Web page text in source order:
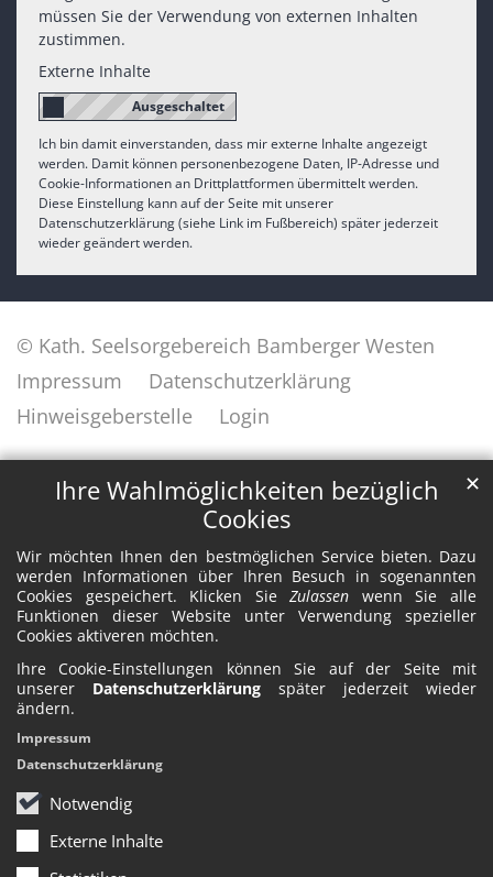
Ihre Wahlmöglichkeiten bezüglich
Cookies
Wir möchten Ihnen den bestmöglichen Service bieten. Dazu
werden Informationen über Ihren Besuch in sogenannten
Cookies gespeichert. Klicken SieZulassen wenn Sie alle
Funktionen dieser Website unter Verwendung spezieller
Cookies aktiveren möchten.
Ihre Cookie-Einstellungen können Sie auf der Seite mit
unserer Datenschutzerklärung später jederzeit wieder
ändern.
Notwendig
Externe Inhalte
✕
Impressum
Datenschutzerklärung
müssen Sie der Verwendung von externen Inhalten
zustimmen.
Externe Inhalte
Ich bin damit einverstanden, dass mir externe Inhalte angezeigt
werden. Damit können personenbezogene Daten, IP-Adresse und
Cookie-Informationen an Drittplattformen übermittelt werden.
Diese Einstellung kann auf der Seite mit unserer
Datenschutzerklärung (siehe Link im Fußbereich) später jederzeit
wieder geändert werden.
© Kath. Seelsorgebereich Bamberger Westen
Impressum
Datenschutzerklärung
Hinweisgeberstelle
Login